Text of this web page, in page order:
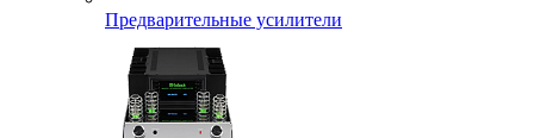
Предварительные усилители